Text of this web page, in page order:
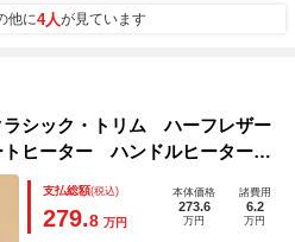
他に4人が見ています
シック・トリム ハーフレザー
ヒーター ハンドルヒーター
Ｃ ヘッドアップディスプレ
ＬＥＤヘッドランプ 純正オプ
支払総額(税込)
279.8 万円
本体価格
273.6
万円
諸費用
6.2
万円